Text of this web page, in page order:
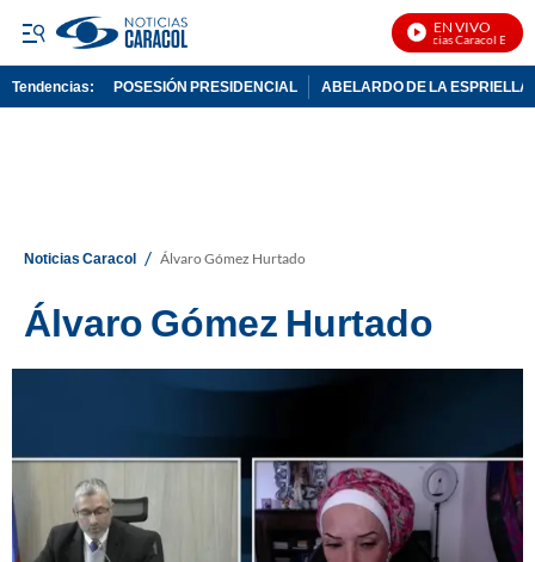
EN VIVO
Noticias Caracol En Vivo
Tendencias: POSESIÓN PRESIDENCIAL ABELARDO DE LA ESPRIELLA
Noticias Caracol / Álvaro Gómez Hurtado
Álvaro Gómez Hurtado